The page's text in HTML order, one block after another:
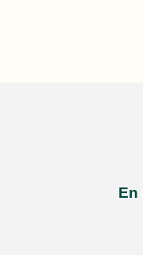
En